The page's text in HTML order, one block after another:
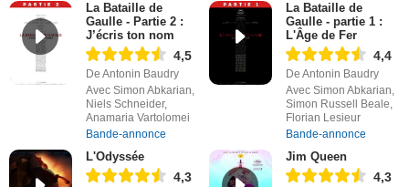
La Bataille de
Gaulle - Partie 2 :
J’écris ton nom
4,5
De Antonin Baudry
Avec Simon Abkarian,
Niels Schneider,
Anamaria Vartolomei
Bande-annonce
La Bataille de
Gaulle - partie 1 :
L'Âge de Fer
4,4
De Antonin Baudry
Avec Simon Abkarian,
Simon Russell Beale,
Florian Lesieur
Bande-annonce
L'Odyssée
4,3
Jim Queen
4,3